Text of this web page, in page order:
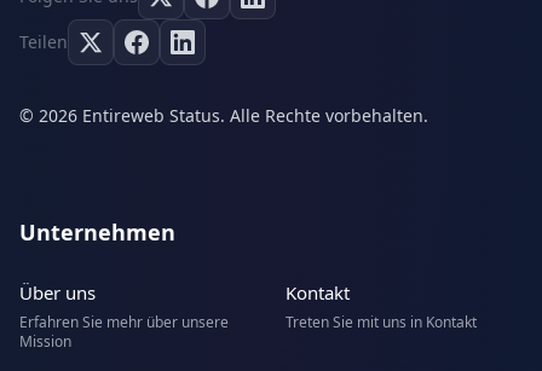
Teilen
© 2026 Entireweb Status. Alle Rechte vorbehalten.
Unternehmen
Über uns
Erfahren Sie mehr über unsere
Mission
Kontakt
Treten Sie mit uns in Kontakt